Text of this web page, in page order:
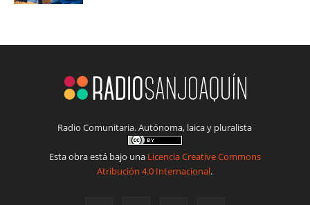
Radio Comunitaria. Autónoma, laica y pluralista
Esta obra está bajo una Licencia Creative Commons
Atribución 4.0 Internacional.